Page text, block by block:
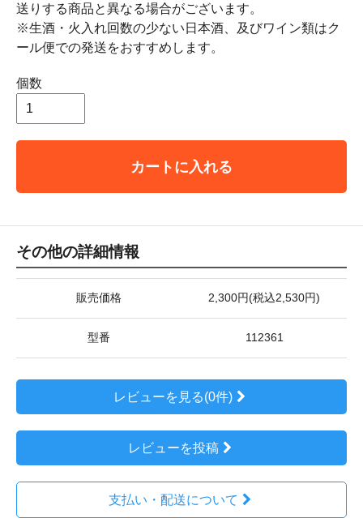
送りする商品と異なる場合がございます。
※生酒・火入れ回数の少ない日本酒、及びワイン類はク
ール便での発送をおすすめします。
個数
カートに入れる
その他の詳細情報
販売価格 2,300円(税込2,530円)
型番 112361
レビューを見る(0件)
レビューを投稿
支払い・配送について